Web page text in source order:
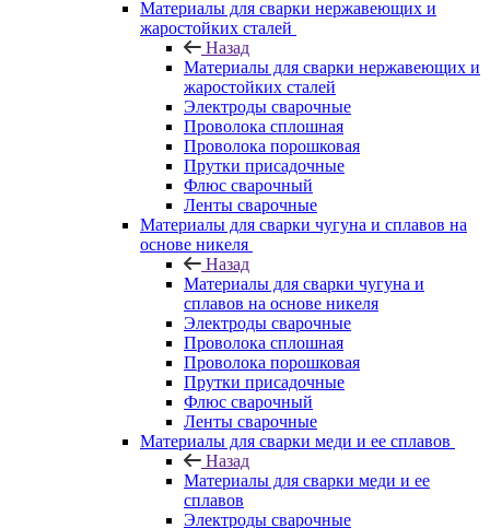
Материалы для сварки нержавеющих и
жаростойких сталей
Назад
Материалы для сварки нержавеющих и
жаростойких сталей
Электроды сварочные
Проволока сплошная
Проволока порошковая
Прутки присадочные
Флюс сварочный
Ленты сварочные
Материалы для сварки чугуна и сплавов на
основе никеля
Назад
Материалы для сварки чугуна и
сплавов на основе никеля
Электроды сварочные
Проволока сплошная
Проволока порошковая
Прутки присадочные
Флюс сварочный
Ленты сварочные
Материалы для сварки меди и ее сплавов
Назад
Материалы для сварки меди и ее
сплавов
Электроды сварочные